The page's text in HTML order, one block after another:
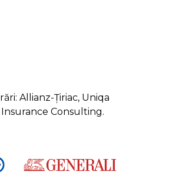
Allianz-Țiriac, Uniqa
Insurance Consulting.